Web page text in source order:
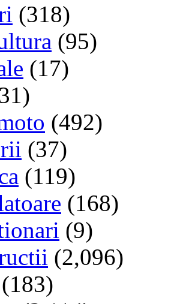
(318)
(95)
(17)
(492)
(37)
(119)
(168)
(9)
(2,096)
(183)